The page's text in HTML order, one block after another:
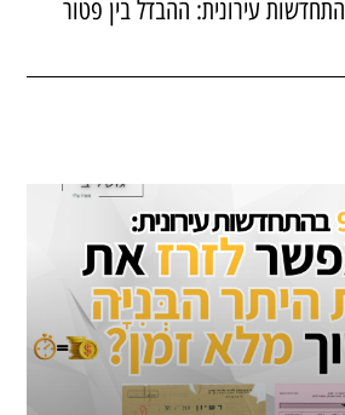
עסקת קומבינציה VS התחדשות עירונית: ההבדל בין פטור